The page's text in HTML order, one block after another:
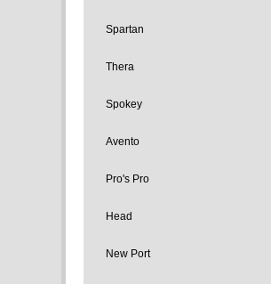
Spartan
Thera
Spokey
Avento
Pro's Pro
Head
New Port